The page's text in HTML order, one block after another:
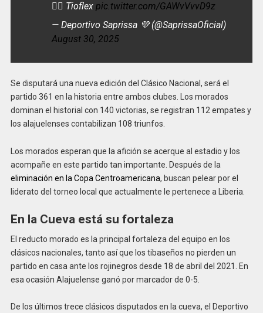
👉🏻 Tioflex pic.twitter.com/GAWvVvvD9z
— Deportivo Saprissa 💜 (@SaprissaOficial)
August 30, 2025
Se disputará una nueva edición del Clásico Nacional, será el
partido 361 en la historia entre ambos clubes. Los morados
dominan el historial con 140 victorias, se registran 112 empates y
los alajuelenses contabilizan 108 triunfos.
Los morados esperan que la afición se acerque al estadio y los
acompañe en este partido tan importante. Después de la
eliminación en la Copa Centroamericana, buscan pelear por el
liderato del torneo local que actualmente le pertenece a Liberia.
En la Cueva está su fortaleza
El reducto morado es la principal fortaleza del equipo en los
clásicos nacionales, tanto así que los tibaseños no pierden un
partido en casa ante los rojinegros desde 18 de abril del 2021. En
esa ocasión Alajuelense ganó por marcador de 0-5.
De los últimos trece clásicos disputados en la cueva, el Deportivo